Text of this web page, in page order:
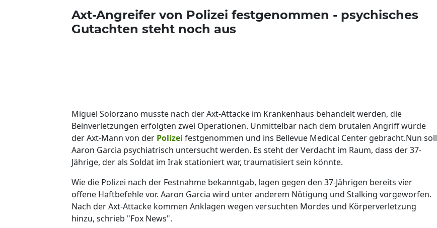
Axt-Angreifer von Polizei festgenommen - psychisches
Gutachten steht noch aus
Miguel Solorzano musste nach der Axt-Attacke im Krankenhaus behandelt werden, die
Beinverletzungen erfolgten zwei Operationen. Unmittelbar nach dem brutalen Angriff wurde
der Axt-Mann von der Polizei festgenommen und ins Bellevue Medical Center gebracht.Nun soll
Aaron Garcia psychiatrisch untersucht werden. Es steht der Verdacht im Raum, dass der 37-
Jährige, der als Soldat im Irak stationiert war, traumatisiert sein könnte.
Wie die Polizei nach der Festnahme bekanntgab, lagen gegen den 37-Jährigen bereits vier
offene Haftbefehle vor. Aaron Garcia wird unter anderem Nötigung und Stalking vorgeworfen.
Nach der Axt-Attacke kommen Anklagen wegen versuchten Mordes und Körperverletzung
hinzu, schrieb "Fox News".